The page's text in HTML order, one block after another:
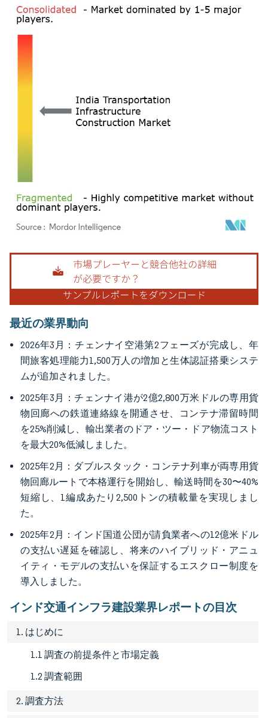
画像 © Mordor Intelligence。再利用にはCC BY 4.0の表示が必要です。
最近の業界動向
2026年3月：チェンナイ空港第2フェーズが完成し、年
間旅客処理能力1,500万人の増加と生体認証搭乗システ
ムが追加されました。
2025年3月：チェンナイ港が2億2,800万米ドルの専用貨
物回廊への鉄道連絡線を開通させ、コンテナ滞留時間
を25%削減し、輸出業者のドア・ツー・ドア物流コスト
を最大20%低減しました。
2025年2月：ダブルスタック・コンテナ列車が両専用貨
物回廊ルートで本格運行を開始し、輸送時間を30〜40%
短縮し、1編成あたり2,500トンの積載量を実現しまし
た。
2025年2月：インド国道公団が請負業者への12億米ドル
の支払い遅延を確認し、将来のハイブリッド・アニュ
イティ・モデルの支払いを保証するエスクロー制度を
導入しました。
インド交通インフラ建設業界レポートの目次
1. はじめに
1.1 調査の前提条件と市場定義
1.2 調査範囲
2. 調査方法